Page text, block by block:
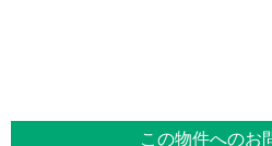
この物件へのお